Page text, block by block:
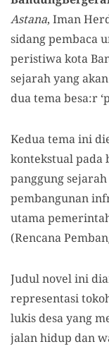
Astana, Iman
sidang pembaca
peristiwa kota
sejarah yang
dua tema besa:r
Kedua tema ini
kontekstual pada
panggung
pembangunan
utama
(Rencana
Judul novel ini
representasi
lukis desa yang
jalan hidup dan